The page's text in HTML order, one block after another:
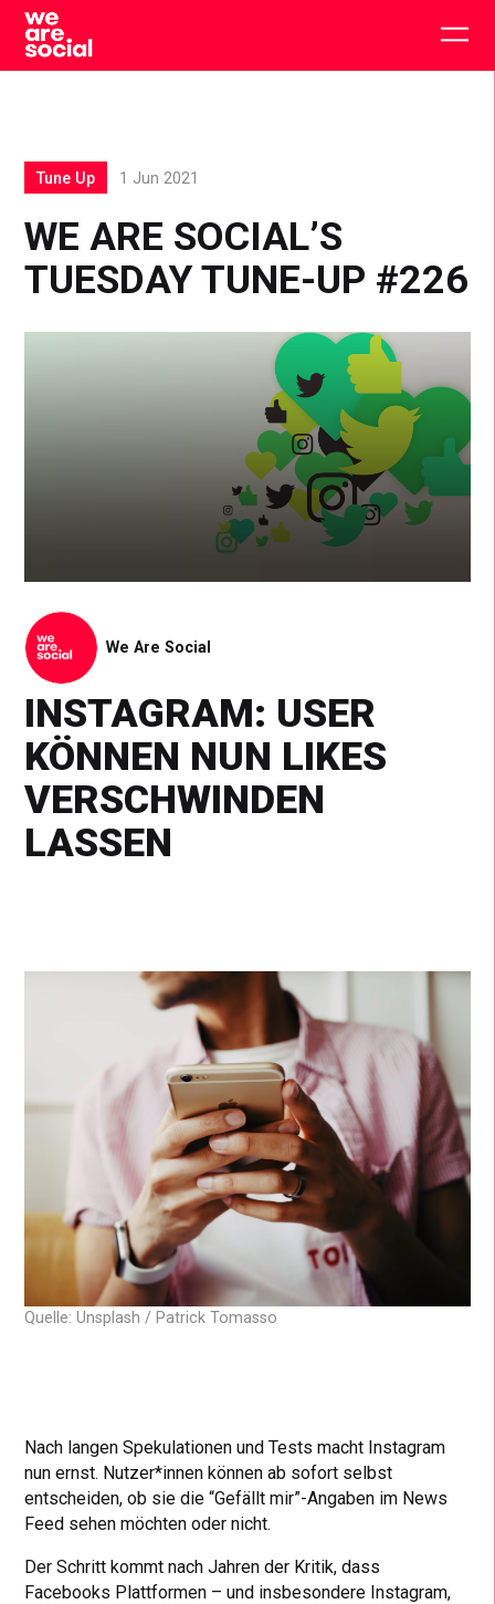
Skip
content
WE ARE SOCIAL’S
TUESDAY TUNE-UP #226
Tune Up 1 Jun 2021
We Are Social
INSTAGRAM: USER
KÖNNEN NUN LIKES
VERSCHWINDEN
LASSEN
Quelle: Unsplash / Patrick Tomasso
Nach langen Spekulationen und Tests macht Instagram
nun ernst. Nutzer*innen können ab sofort selbst
entscheiden, ob sie die “Gefällt mir”-Angaben im News
Feed sehen möchten oder nicht.
Der Schritt kommt nach Jahren der Kritik, dass
Facebooks Plattformen – und insbesondere Instagram,